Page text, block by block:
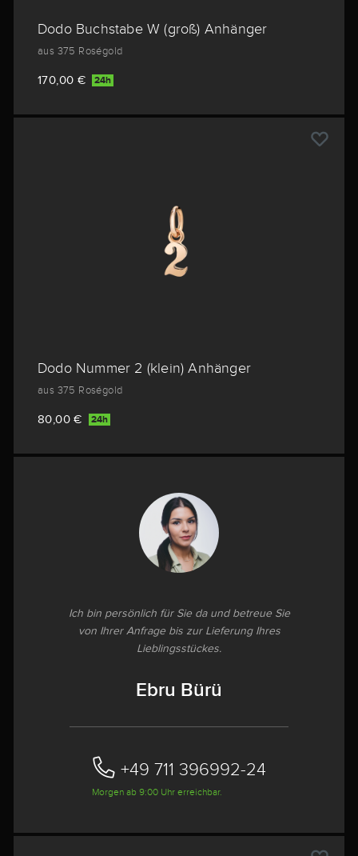
Dodo Buchstabe W (groß) Anhänger
aus 375 Roségold
170,00 € 24h
Dodo Nummer 2 (klein) Anhänger
aus 375 Roségold
80,00 € 24h
Ich bin persönlich für Sie da und betreue Sie
von Ihrer Anfrage bis zur Lieferung Ihres
Lieblingsstückes.
Ebru Bürü
+49 711 396992-24‬
Morgen ab 9:00 Uhr erreichbar.